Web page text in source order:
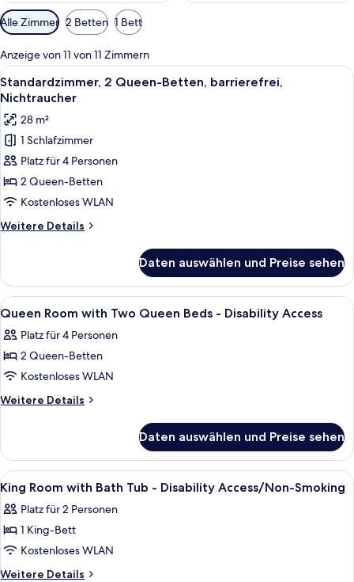
Verfügbare
Filter
für
Zimmer
Alle Zimmer 2 Betten 1 Bett
Anzeige von 11 von 11 Zimmern
Alle
Fotos
für
Standardzimmer,
2 Queen-
Betten,
barrierefrei,
Nichtraucher
anzeigen
Ein Hotelzimmer mit zwei Betten,
7
Standardzimmer, 2 Queen-Betten, barrierefrei,
Nichtraucher
28 m²
1 Schlafzimmer
Platz für 4 Personen
2 Queen-Betten
Kostenloses WLAN
Weitere Details
Weitere
2 Queen-
Betten,
barrierefrei,
Daten auswählen und Preise sehen
Alle
Fotos
für
Queen
Room
with
Beds
Disability
Access
anzeigen
2
Queen Room with Two Queen Beds - Disability Access
Platz für 4 Personen
2 Queen-Betten
Kostenloses WLAN
Weitere Details
Weitere
Room
with
Two
Queen
Beds
-
Access
Daten auswählen und Preise sehen
Alle
Fotos
für
King
Room
with
Schreibtisch, laptopgeeigneter
13
King Room with Bath Tub - Disability Access/Non-Smoking
Platz für 2 Personen
1 King-Bett
Kostenloses WLAN
Weitere Details
Weitere